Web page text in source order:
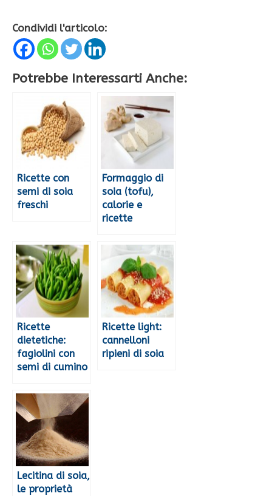
Condividi l'articolo:
Potrebbe Interessarti Anche:
Ricette con
semi di soia
freschi
Formaggio di
soia (tofu),
calorie e
ricette
Ricette
dietetiche:
fagiolini con
semi di cumino
Ricette light:
cannelloni
ripieni di soia
Lecitina di soia,
le proprietà